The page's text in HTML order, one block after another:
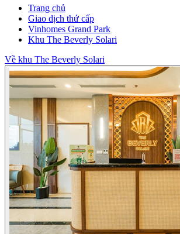
Trang chủ
Giao dịch thứ cấp
Vinhomes Grand Park
Khu The Beverly Solari
Về khu The Beverly Solari